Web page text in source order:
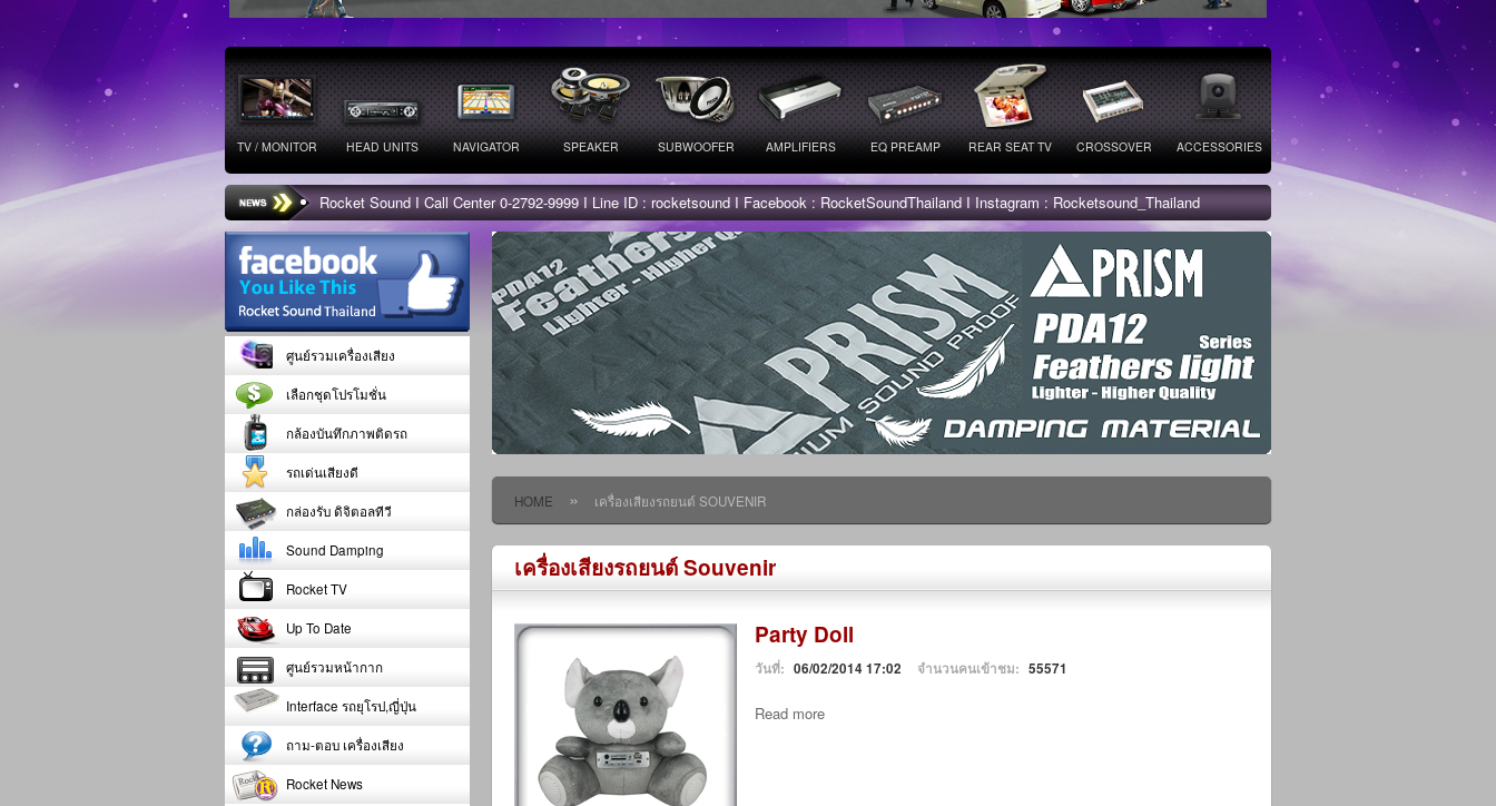
TV / MONITOR HEAD UNITS NAVIGATOR SPEAKER SUBWOOFER AMPLIFIERS EQ PREAMP REAR SEAT TV CROSSOVER ACCESSORIES
Rocket Sound I Call Center 0-2792-9999 I Line ID : rocketsound I Facebook : RocketSoundThailand I Instagram : Rocketsound_Thailand
HOME » เครื่องเสียงรถยนต์ SOUVENIR
เครื่องเสียงรถยนต์ Souvenir
Party Doll
วันที่: 06/02/2014 17:02 จำนวนคนเข้าชม: 55571
Read more
ศูนย์รวมเครื่องเสียง
เลือกชุดโปรโมชั่น
กล้องบันทึกภาพติดรถ
รถเด่นเสียงดี
กล่องรับ ดิจิตอลทีวี
Sound Damping
Rocket TV
Up To Date
ศูนย์รวมหน้ากาก
Interface รถยุโรป,ญี่ปุ่น
ถาม-ตอบ เครื่องเสียง
Rocket News